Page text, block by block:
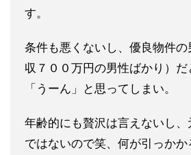
す。
条件も悪くないし、優良物件
収７００万円の男性ばかり）
「うーん」と思ってしまい。
年齢的にも贅沢は言えないし
ではないので笑、何が引っか